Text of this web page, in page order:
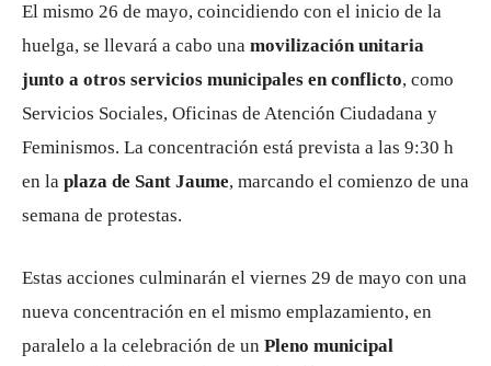
El mismo 26 de mayo, coincidiendo con el inicio de la
huelga, se llevará a cabo una movilización unitaria
junto a otros servicios municipales en conflicto, como
Servicios Sociales, Oficinas de Atención Ciudadana y
Feminismos. La concentración está prevista a las 9:30 h
en la plaza de Sant Jaume, marcando el comienzo de una
semana de protestas.
Estas acciones culminarán el viernes 29 de mayo con una
nueva concentración en el mismo emplazamiento, en
paralelo a la celebración de un Pleno municipal